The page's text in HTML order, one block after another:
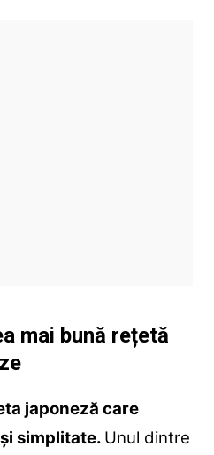
mai bună rețetă
japoneză care
simplitate. Unul dintre